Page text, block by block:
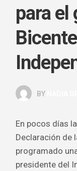
para el
BY
En pocos días
Declaración de
programado
presidente del